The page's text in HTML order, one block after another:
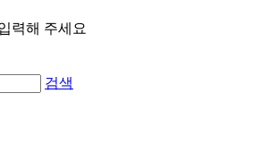
력해 주세요
검색